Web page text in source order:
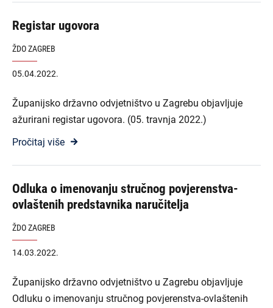
Registar ugovora
ŽDO ZAGREB
05.04.2022.
Županijsko državno odvjetništvo u Zagrebu objavljuje
ažurirani registar ugovora. (05. travnja 2022.)
Pročitaj više
Odluka o imenovanju stručnog povjerenstva-
ovlaštenih predstavnika naručitelja
ŽDO ZAGREB
14.03.2022.
Županijsko državno odvjetništvo u Zagrebu objavljuje
Odluku o imenovanju stručnog povjerenstva-ovlaštenih